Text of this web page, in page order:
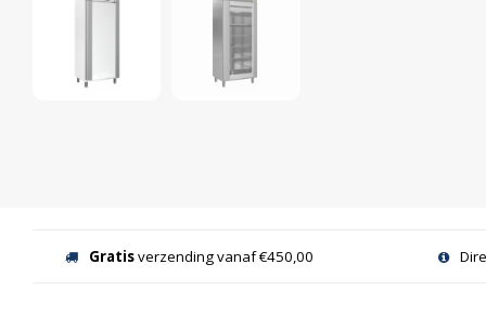
Gratisverzending vanaf €450,00